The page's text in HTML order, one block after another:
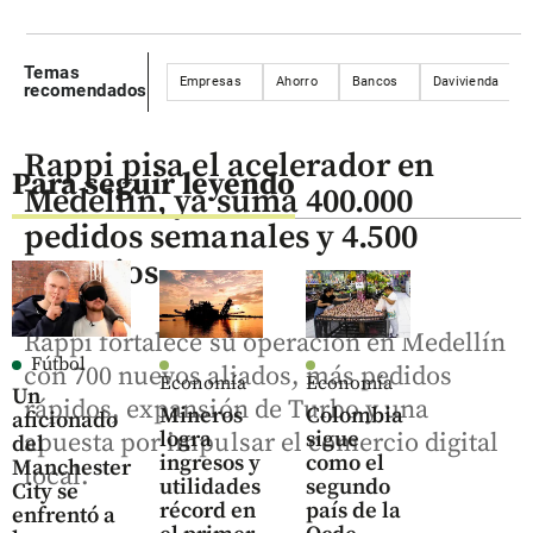
Temas
recomendados
Empresas Ahorro Bancos Davivienda
Para seguir leyendo
Fútbol
Un
aficionado
del
Manchester
City se
enfrentó a
Economía
Mineros
logra
ingresos y
utilidades
récord en
Economía
Colombia
sigue
como el
segundo
país de la
Rappi pisa el acelerador en
Medellín, ya suma 400.000
pedidos semanales y 4.500
negocios
Rappi fortalece su operación en Medellín
con 700 nuevos aliados, más pedidos
rápidos, expansión de Turbo y una
apuesta por impulsar el comercio digital
local.